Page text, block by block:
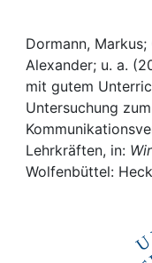
Help
Dormann,
Alexander; u. a.
mit gutem
Untersuchung
Lehrkräften, in:
Wolfenbüttel: